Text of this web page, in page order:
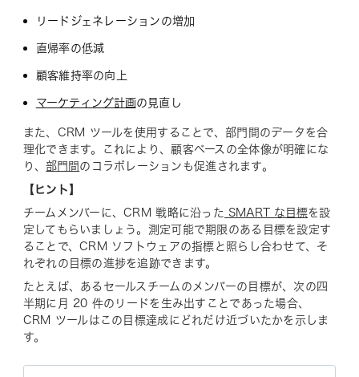
リードジェネレーションの増加
直帰率の低減
顧客維持率の向上
マーケティング計画の見直し
また、CRM ツールを使用することで、部門間のデータを合
理化できます。これにより、顧客ベースの全体像が明確にな
り、部門間 のコラボレーションも促進されます。
【ヒント】
チームメンバーに、CRM 戦略に沿った SMART な目標を設
定してもらいましょう。測定可能で期限のある目標を設定す
ることで、CRM ソフトウェアの指標と照らし合わせて、そ
れぞれの目標の進捗を追跡できます。
たとえば、あるセールスチームのメンバーの目標が、次の四
半期に月 20 件のリードを生み出すことであった場合、
CRM ツールはこの目標達成にどれだけ近づいたかを示しま
す。